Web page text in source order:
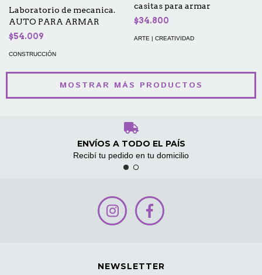
Laboratorio de mecanica.
AUTO PARA ARMAR
$54.009
CONSTRUCCIÓN
casitas para armar
$34.800
ARTE | CREATIVIDAD
MOSTRAR MÁS PRODUCTOS
ENVÍOS A TODO EL PAÍS
Recibí tu pedido en tu domicilio
NEWSLETTER